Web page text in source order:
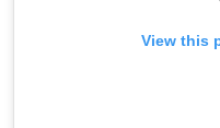
View this